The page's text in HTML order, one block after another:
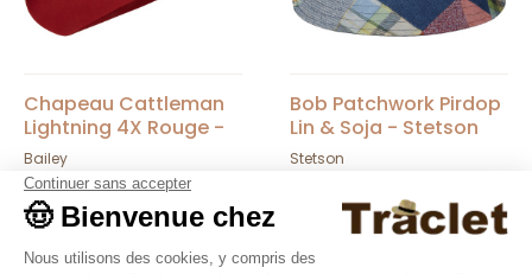
Chapeau Cattleman
Lightning 4X Rouge -
Bailey
Bailey
295,00 €
Bob Patchwork Pirdop
Lin & Soja - Stetson
Stetson